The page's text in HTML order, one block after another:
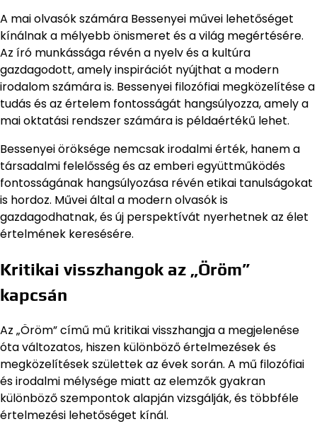
A mai olvasók számára Bessenyei művei lehetőséget
kínálnak a mélyebb önismeret és a világ megértésére.
Az író munkássága révén a nyelv és a kultúra
gazdagodott, amely inspirációt nyújthat a modern
irodalom számára is. Bessenyei filozófiai megközelítése a
tudás és az értelem fontosságát hangsúlyozza, amely a
mai oktatási rendszer számára is példaértékű lehet.
Bessenyei öröksége nemcsak irodalmi érték, hanem a
társadalmi felelősség és az emberi együttműködés
fontosságának hangsúlyozása révén etikai tanulságokat
is hordoz. Művei által a modern olvasók is
gazdagodhatnak, és új perspektívát nyerhetnek az élet
értelmének keresésére.
Kritikai visszhangok az „Öröm”
kapcsán
Az „Öröm” című mű kritikai visszhangja a megjelenése
óta változatos, hiszen különböző értelmezések és
megközelítések születtek az évek során. A mű filozófiai
és irodalmi mélysége miatt az elemzők gyakran
különböző szempontok alapján vizsgálják, és többféle
értelmezési lehetőséget kínál.